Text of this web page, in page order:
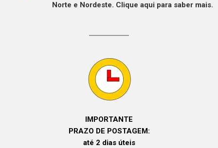
Norte e Nordeste. Clique aqui para saber mais.
IMPORTANTE
PRAZO DE POSTAGEM:
até 2 dias úteis